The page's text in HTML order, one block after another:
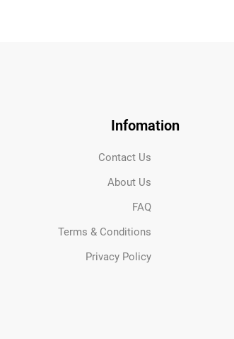
Infomation
Contact Us
About Us
FAQ
Terms & Conditions
Privacy Policy